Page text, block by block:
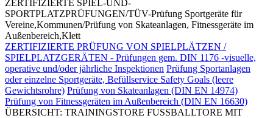
ZERTIFIZIERTE SPIEL-UND-
SPORTPLATZPRÜFUNGEN/TÜV-Prüfung Sportgeräte für
Vereine,Kommunen/Prüfung von Skateanlagen, Fitnessgeräte im
Außenbereich,Klett
ZERTIFIZIERTE PRÜFUNG VON SPIELPLÄTZEN /
SPIELPLATZGERÄTEN - Prüfungen gem. DIN 1176 -visuelle,
operative und/oder jährliche Inspektionen Prüfung Sportanlagen
oder einzelne Sportgeräte, Befüllservice Safety Goals (leere
Gewichtsrohre) Prüfung von Skateanlagen (DIN EN 14974)
Prüfung von Fitnessgeräten im Außenbereich (DIN EN 16630)
ÜBERSICHT: TRAININGSTORE FUSSBALLTORE MIT